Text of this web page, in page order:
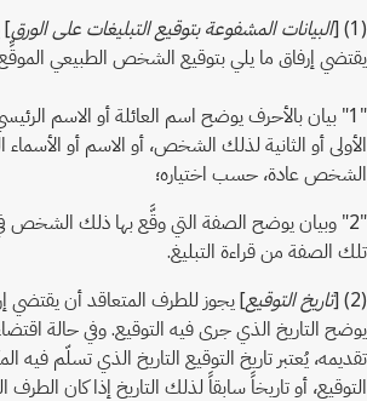
(1) [
البيانات المشفوعة بتوقيع التبليغات على الورق]
يقتضي إرفاق ما يلي بتوقيع الشخص الطبيعي
"1" بيان بالأحرف يوضح اسم العائلة أو الاسم
الأولى أو الثانية لذلك الشخص، أو الاسم أو
الشخص عادة، حسب اختياره؛
"2" وبيان يوضح الصفة التي وقَّع بها ذلك
تلك الصفة من قراءة التبليغ.
(2) [
تاريخ التوقيع] يجوز للطرف المتعاقد أن يقتضي
يوضح التاريخ الذي جرى فيه التوقيع. وفي حالة
تقديمه، يُعتبر تاريخ التوقيع التاريخ الذي تسلّم فيه
التوقيع، أو تاريخاً سابقاً لذلك التاريخ إذا كان